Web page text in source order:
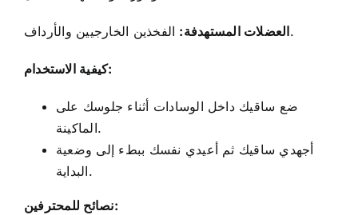
العضلات المستهدفة:الفخذين الخارجيين والأرداف.
كيفية الاستخدام:
ضع ساقيك داخل الوسادات أثناء جلوسك على
الماكينة.
أجهدي ساقيك ثم أعيدي نفسك ببطء إلى وضعية
البداية.
نصائح للمحترفين: